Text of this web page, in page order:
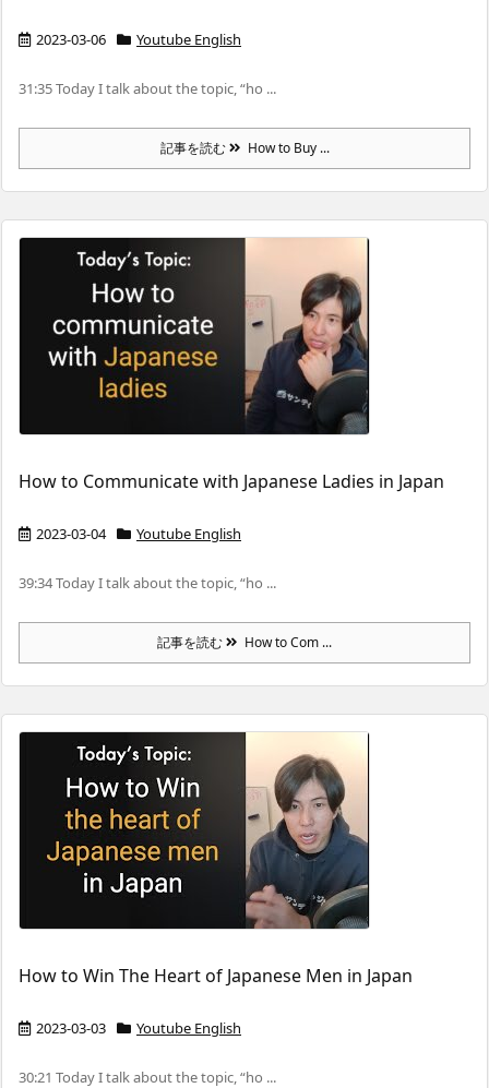
2023-03-06 Youtube English
31:35 Today I talk about the topic, “ho ...
記事を読む How to Buy ...
How to Communicate with Japanese Ladies in Japan
2023-03-04 Youtube English
39:34 Today I talk about the topic, “ho ...
記事を読む How to Com ...
How to Win The Heart of Japanese Men in Japan
2023-03-03 Youtube English
30:21 Today I talk about the topic, “ho ...